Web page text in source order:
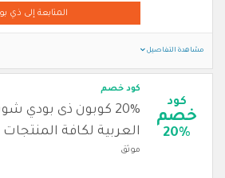
المتابعة إلى
مشاهدة التفاصيل
كود
خصم
20%
كود خصم
20% كوبون ذى بودي
العربية لكافة المنتجات -
موثق